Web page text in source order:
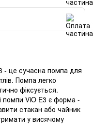
- це сучасна помпа для
Помпа легко
фіксується.
помпи ViO E3 є форма -
стакан або чайник
у висячому